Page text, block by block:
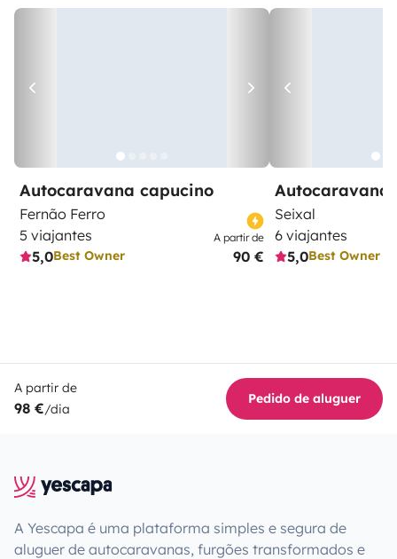
Autocaravana capucino
Fernão Ferro
5 viajantes
5,0Best Owner
A partir de
90 €
Autocaravana
Seixal
6 viajantes
5,0Best Owner
A partir de
98 €/dia
Pedido de aluguer
A Yescapa é uma plataforma simples e segura de
aluguer de autocaravanas, furgões transformados e